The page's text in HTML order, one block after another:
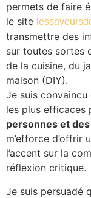
permets de faire
le site
transmettre des
sur toutes sortes
de la cuisine, du
maison (DIY).
Je suis convaincu
les plus efficaces
personnes et
m’efforce d’offrir
l’accent sur la
réflexion critique.
Je suis persuadé